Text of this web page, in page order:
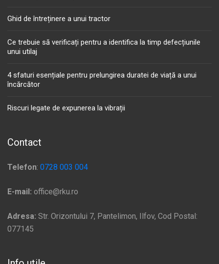
Ghid de întreținere a unui tractor
Ce trebuie să verificați pentru a identifica la timp defecțiunile
unui utilaj
4 sfaturi esențiale pentru prelungirea duratei de viață a unui
încărcător
Riscuri legate de expunerea la vibrații
Contact
Telefon: 0728 003 004
E-mail: office@rku.ro
Adresa: Str. Orizontului 7, Pantelimon, Ilfov, Cod Postal:
077145